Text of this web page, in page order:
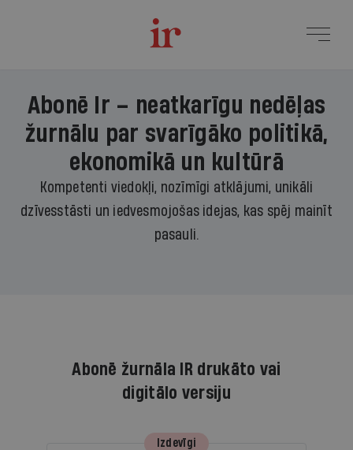
Abonē Ir – neatkarīgu nedēļas
žurnālu par svarīgāko politikā,
ekonomikā un kultūrā
Kompetenti viedokļi, nozīmīgi atklājumi, unikāli
dzīvesstāsti un iedvesmojošas idejas, kas spēj mainīt
pasauli.
Abonē žurnāla IR drukāto vai
digitālo versiju
Izdevīgi